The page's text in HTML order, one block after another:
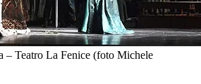
– Teatro La Fenice (foto Michele